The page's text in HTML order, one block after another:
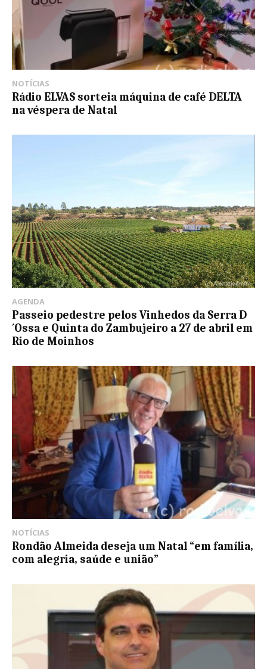
NOTÍCIAS
Rádio ELVAS sorteia máquina de café DELTA
na véspera de Natal
AGENDA
Passeio pedestre pelos Vinhedos da Serra D
´Ossa e Quinta do Zambujeiro a 27 de abril em
Rio de Moinhos
NOTÍCIAS
Rondão Almeida deseja um Natal “em família,
com alegria, saúde e união”